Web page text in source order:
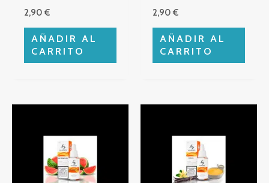
2,90€
AÑADIR AL
CARRITO
2,90€
AÑADIR AL
CARRITO